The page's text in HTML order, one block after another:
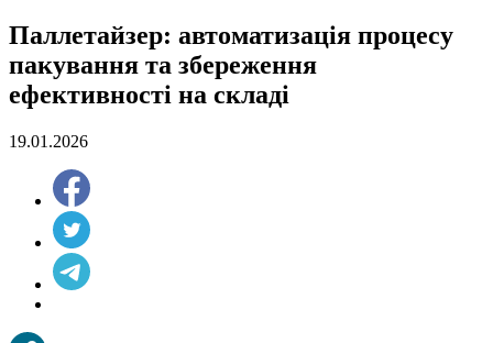
Паллетайзер: автоматизація процесу
пакування та збереження
ефективності на складі
19.01.2026